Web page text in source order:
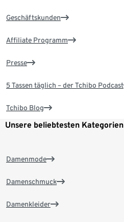
Geschäftskunden
Affiliate Programm
Presse
5 Tassen täglich – der Tchibo Podcast
Tchibo Blog
Unsere beliebtesten Kategorien
Damenmode
Damenschmuck
Damenkleider